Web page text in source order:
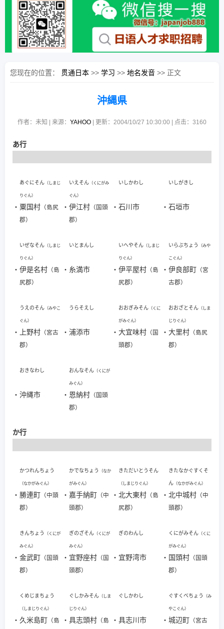
您现在的位置： 贯通日本 >> 学习 >> 地名发音 >> 正文
沖縄県
作者：未知 | 来源： YAHOO | 更新：2004/10/27 10:30:00 | 点击： 3160
あ行
あぐにそん （しまじ
りぐん）
いえそん （くにがみ
ぐん）
いしかわし いしがきし
・ 粟国村 （島尻
郡）
・ 伊江村 （国頭
郡）
・ 石川市 ・ 石垣市
いぜなそん （しまじ
りぐん）
いとまんし いへやそん （しまじ
りぐん）
いらぶちょう （みや
こぐん）
・ 伊是名村 （島
尻郡）
・ 糸満市 ・ 伊平屋村 （島
尻郡）
・ 伊良部町 （宮
古郡）
うえのそん （みやこ
ぐん）
うらそえし おおぎみそん （くに
がみぐん）
おおざとそん （しま
じりぐん）
・ 上野村 （宮古
郡）
・ 浦添市 ・ 大宜味村 （国
頭郡）
・ 大里村 （島尻
郡）
おきなわし おんなそん （くにが
みぐん）
・ 沖縄市 ・ 恩納村 （国頭
郡）
か行
かつれんちょう
（なかがみぐん）
かでなちょう （なか
がみぐん）
きただいとうそん
（しまじりぐん）
きたなかぐすくそ
ん （なかがみぐん）
・ 勝連町 （中頭
郡）
・ 嘉手納町 （中
頭郡）
・ 北大東村 （島
尻郡）
・ 北中城村 （中
頭郡）
きんちょう （くにが
みぐん）
ぎのざそん （くにが
みぐん）
ぎのわんし くにがみそん （くに
がみぐん）
・ 金武町 （国頭
郡）
・ 宜野座村 （国
頭郡）
・ 宜野湾市 ・ 国頭村 （国頭
郡）
くめじまちょう
（しまじりぐん）
ぐしかみそん （しま
じりぐん）
ぐしかわし ぐすくべちょう （み
やこぐん）
・ 久米島町 （島
・ 具志頭村 （島
・ 具志川市 ・ 城辺町 （宮古